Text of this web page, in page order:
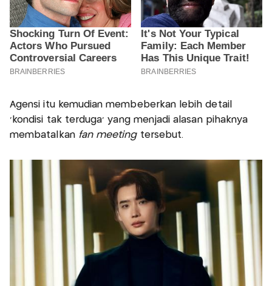
Agensi itu kemudian membeberkan lebih detail
'kondisi tak terduga' yang menjadi alasan pihaknya
membatalkan fan meeting tersebut.